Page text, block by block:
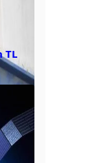
TL